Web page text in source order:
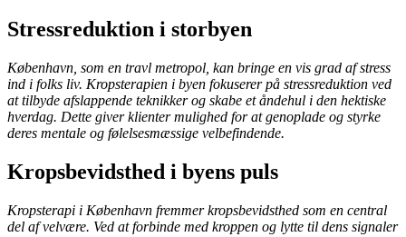
Stressreduktion i storbyen
København, som en travl metropol, kan bringe en vis grad af stress
ind i folks liv. Kropsterapien i byen fokuserer på stressreduktion ved
at tilbyde afslappende teknikker og skabe et åndehul i den hektiske
hverdag. Dette giver klienter mulighed for at genoplade og styrke
deres mentale og følelsesmæssige velbefindende.
Kropsbevidsthed i byens puls
Kropsterapi i København fremmer kropsbevidsthed som en central
del af velvære. Ved at forbinde med kroppen og lytte til dens signaler